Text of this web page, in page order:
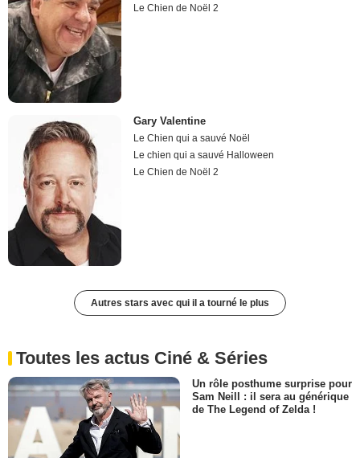
Le Chien de Noël 2
Gary Valentine
Le Chien qui a sauvé Noël
Le chien qui a sauvé Halloween
Le Chien de Noël 2
Autres stars avec qui il a tourné le plus
Toutes les actus Ciné & Séries
Un rôle posthume surprise pour
Sam Neill : il sera au générique
de The Legend of Zelda !